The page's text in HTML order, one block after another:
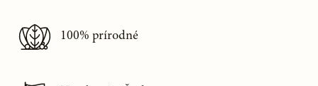
100% prírodné